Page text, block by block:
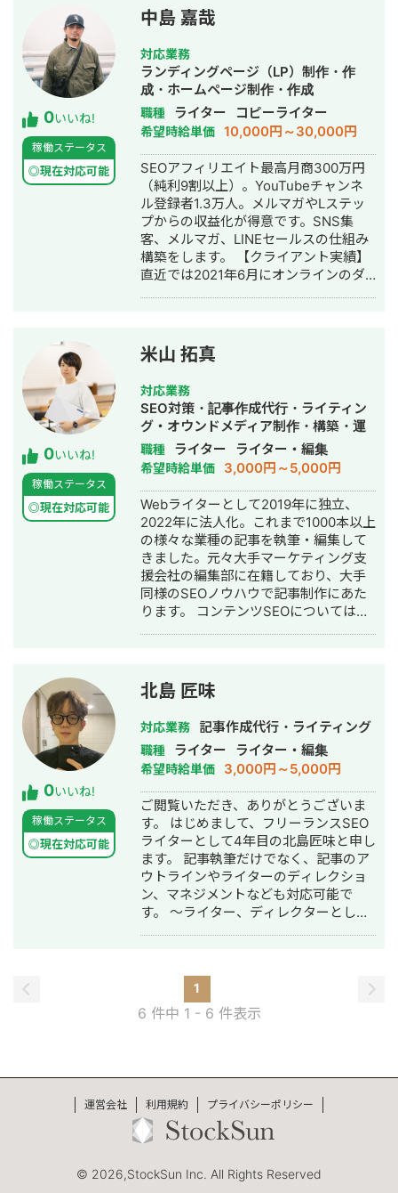
https://7pockets.jp.net/ 多数のメディ
ア様での執筆経験があり、専門家とし
ての監修にもお役立ていただけます。
また、Photoshopやillustratorを使った
デザイン、図解作成も承っています(基
本、別料金とさせていただけますと幸
いです) サンプル等提示することも可能
ですので、お声がけいただけたらと思
います。 よろしくお願い致します。
0いいね!
稼働ステータス
◎現在対応可能
中島 嘉哉
対応業務
ランディングページ（LP）制作・作
成・ホームページ制作・作成
職種 ライター コピーライター
希望時給単価 10,000円～30,000円
SEOアフィリエイト最高月商300万円
（純利9割以上）。YouTubeチャンネ
ル登録者1.3万人。メルマガやLステッ
プからの収益化が得意です。SNS集
客、メルマガ、LINEセールスの仕組み
構築をします。 【クライアント実績】
直近では2021年6月にオンラインのダ
円達成（純利9割以上）。 インフルエ
ンサーでマネタイズにお困りの方、自
社商品の売り方に悩んでいる方はお気
軽にご相談ください。収益化のお手伝
いをさせていただきます。
0いいね!
稼働ステータス
◎現在対応可能
米山 拓真
対応業務
SEO対策・記事作成代行・ライティン
グ・オウンドメディア制作・構築・運
用代行
職種 ライター ライター・編集
希望時給単価 3,000円～5,000円
Webライターとして2019年に独立、
2022年に法人化。これまで1000本以上
の様々な業種の記事を執筆・編集して
きました。元々大手マーケティング支
援会社の編集部に在籍しており、大手
同様のSEOノウハウで記事制作にあた
ります。 コンテンツSEOについては
パフォーマンスの追跡・改善提案まで
を一貫してお任せいただけます。 SaaS
サービスサイトのオウンドメディア
（goleadgrid.com）の編集長として
SEOを一から構築し伸ばした経験もあ
り、メディア運用についても対応可能
です。 ＜実績＞ ・SaaSサービスサイ
トのオウンドメディア運用： 初代編集
長としてメディアの戦略設計をコンバ
ージョンポイントの設計から逆算して
行う。キーワード戦略設計から記事作
成も行い、350記事中172記事を10位以
内にランクインさせる。BtoB向けのメ
ディアながら月間2万ページビュー
（PV）を獲得。 ・ローカルSEO対応：
と記事作成を行う。狙い通り上位表示
を獲得し、コワーキングスペースは学
生でいっぱいに。 ・ヒアリングを元に
作。先方希望のキーワードで上位表示
に繋がる。 ・家電リサイクルショップ
のSEO： 季節性のあるキーワードで上
位表示するために大規模なリライトを
化。月間検索数6万回のキーワードでの
0いいね!
稼働ステータス
◎現在対応可能
北島 匠味
対応業務 記事作成代行・ライティング
職種 ライター ライター・編集
希望時給単価 3,000円～5,000円
ご閲覧いただき、ありがとうございま
す。 はじめまして、フリーランスSEO
ライターとして4年目の北島匠味と申し
ます。 記事執筆だけでなく、記事のア
ウトラインやライターのディレクショ
ン、マネジメントなども対応可能で
す。 〜ライター、ディレクターとして
て、採用関係のジャンルで上位表示1,2
位量産 ・マーケティングが無知の製造
会社にて、アサイン後、半年間でオウ
でも問題ありません。 詳細はメッセー
ジをいただければ、迅速に返信致しま
す。
1
6 件中 1 - 6 件表示
運営会社 利用規約 プライバシーポリシー
© 2026,StockSun Inc. All Rights Reserved